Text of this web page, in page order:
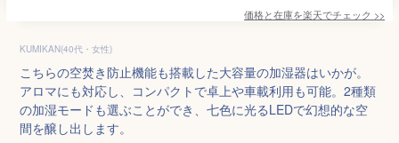
価格と在庫を楽天でチェック >>
KUMIKAN(40代・女性)
こちらの空焚き防止機能も搭載した大容量の加湿器はいかが。
アロマにも対応し、コンパクトで卓上や車載利用も可能。2種類
の加湿モードも選ぶことができ、七色に光るLEDで幻想的な空
間を醸し出します。